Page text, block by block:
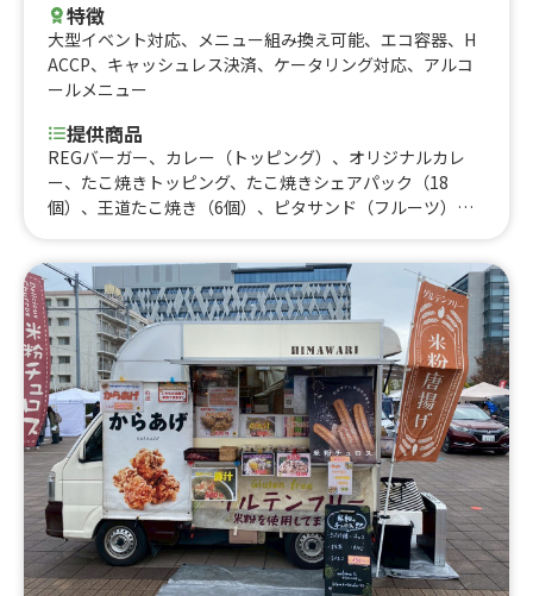
特徴
大型イベント対応、 メニュー組み換え可能、 エコ容器、 H
ACCP、 キャッシュレス決済、 ケータリング対応、 アルコ
ールメニュー
提供商品
REGバーガー、カレー（トッピング）、オリジナルカレ
ー、たこ焼きトッピング、たこ焼きシェアパック（18
個）、王道たこ焼き（6個）、ピタサンド（フルーツ）、
ー、テリヤキバーガー、JBバーガー、ハラペミートバーガ
ー、塩レモンチキンバーガー、ホットチリチキンバーガ
ー、塩レモンFISHバーガー、ホットスープ、オリジナルレ
モンスカッシュ、生ビール（ アサヒスーパードライ）50
0、生ビール（ アサヒスーパードライ）、ポテトS、ポテ
トSセット（いずれかのバーガーにセット）、ポテト
（M）、チキンナゲット、ぐるぐるポテト、スペシャルJB
バーガー、トマトクリームカレー、エビとココナッツのカ
レー、ザグチキン(ほうれん草)カレー、バーガーセット、
かき氷SP、かき氷、ハンバーグBOX SPソース、ハンバー
グBOX トマトソース、ハンバーグBOX デミグラスソー
ス、ぐるぐるポテト 300、ピタサンド（チキン）、おに
ぎりランチセット、おにぎり２個＋もつ煮セット、塩もつ
煮、おにぎり（シェフのこだわりメニュー）、おにぎり